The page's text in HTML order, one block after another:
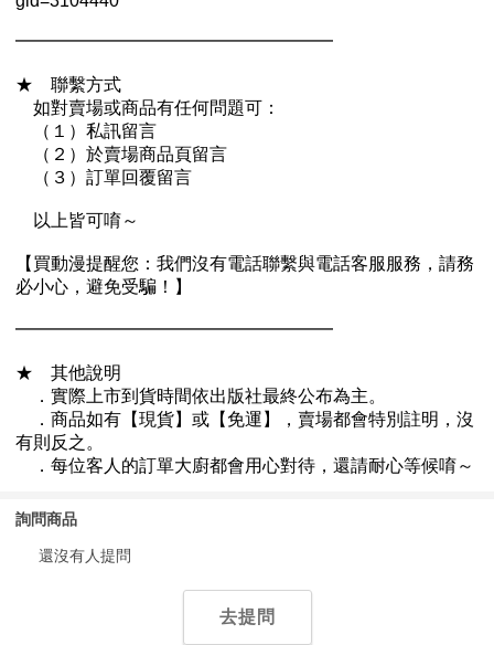
詢問商品
還沒有人提問
去提問